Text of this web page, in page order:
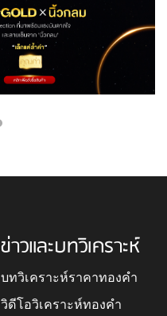
ข่าวและบทวิเคราะห์
บทวิเคราะห์ราคาทองคำ
วิดีโอวิเคราะห์ทองคำ